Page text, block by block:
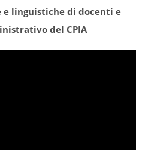
linguistiche di docenti e
del CPIA